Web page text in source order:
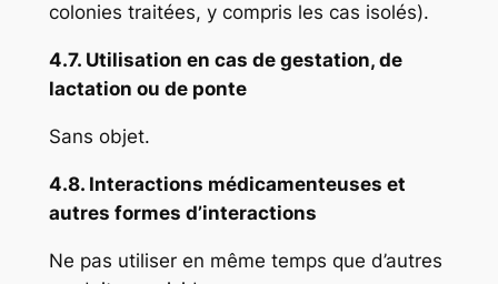
colonies traitées, y compris les cas isolés).
4.7. Utilisation en cas de gestation, de
lactation ou de ponte
Sans objet.
4.8. Interactions médicamenteuses et
autres formes d’interactions
Ne pas utiliser en même temps que d’autres